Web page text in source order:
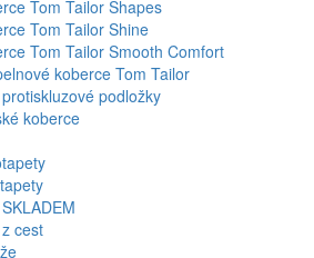
Tom Tailor Shapes
Tom Tailor Shine
Tom Tailor Smooth Comfort
koberce Tom Tailor
podložky
koberce
cest